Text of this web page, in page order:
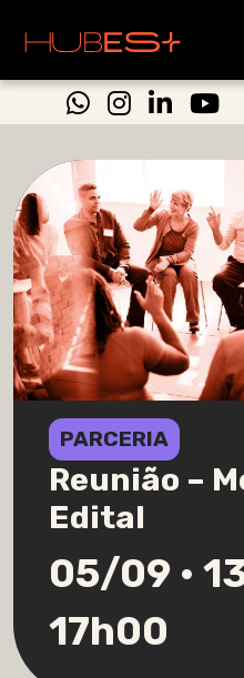
PARCERIA
Reunião –
Edital
05/09 •
17h00